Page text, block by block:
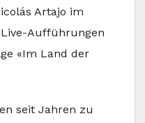
Artajo im
Aufführungen
«Im Land der
seit Jahren zu